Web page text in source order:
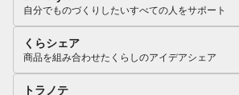
自分でものづくりしたいすべての人をサポート
くらシェア
商品を組み合わせたくらしのアイデアシェア
トラノテ